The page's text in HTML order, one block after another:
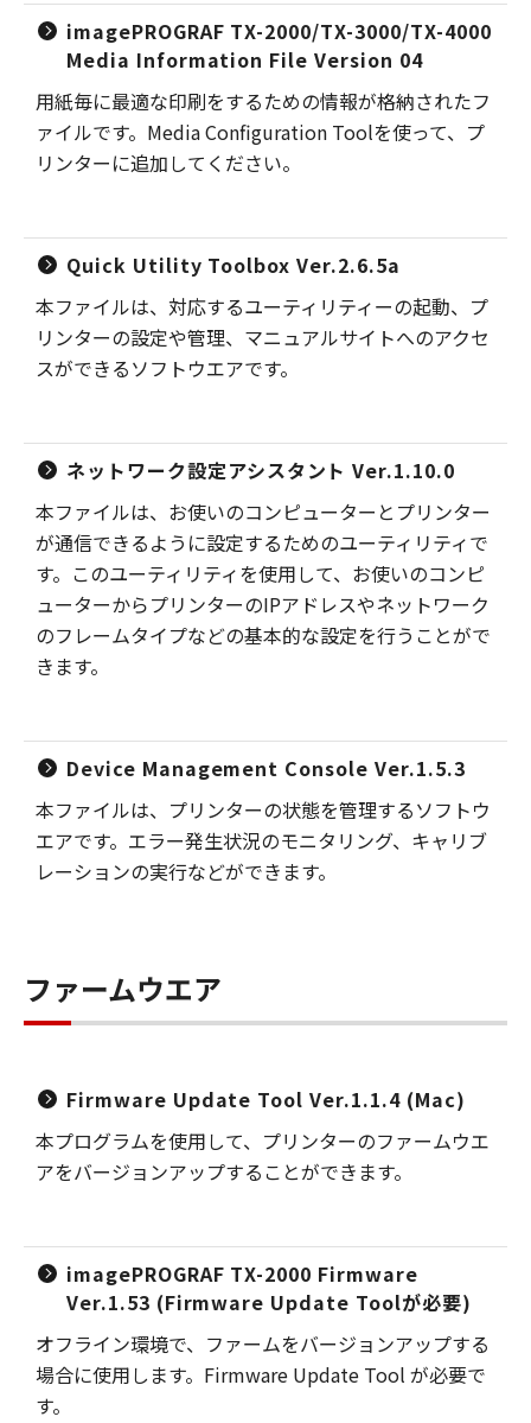
imagePROGRAF TX-2000/TX-3000/TX-4000
Media Information File Version 04
用紙毎に最適な印刷をするための情報が格納されたフ
ァイルです。Media Configuration Toolを使って、プ
リンターに追加してください。
Quick Utility Toolbox Ver.2.6.5a
本ファイルは、対応するユーティリティーの起動、プ
リンターの設定や管理、マニュアルサイトへのアクセ
スができるソフトウエアです。
ネットワーク設定アシスタント Ver.1.10.0
本ファイルは、お使いのコンピューターとプリンター
が通信できるように設定するためのユーティリティで
す。このユーティリティを使用して、お使いのコンピ
ューターからプリンターのIPアドレスやネットワーク
のフレームタイプなどの基本的な設定を行うことがで
きます。
Device Management Console Ver.1.5.3
本ファイルは、プリンターの状態を管理するソフトウ
エアです。エラー発生状況のモニタリング、キャリブ
レーションの実行などができます。
ファームウエア
Firmware Update Tool Ver.1.1.4 (Mac)
本プログラムを使用して、プリンターのファームウエ
アをバージョンアップすることができます。
imagePROGRAF TX-2000 Firmware
Ver.1.53 (Firmware Update Toolが必要)
オフライン環境で、ファームをバージョンアップする
場合に使用します。Firmware Update Tool が必要で
す。